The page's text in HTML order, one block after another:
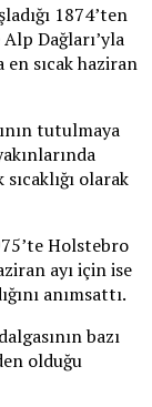
1874’ten
Dağları’yla
sıcak haziran
tutulmaya
olarak
Holstebro
ayı için ise
anımsattı.
bazı
olduğu